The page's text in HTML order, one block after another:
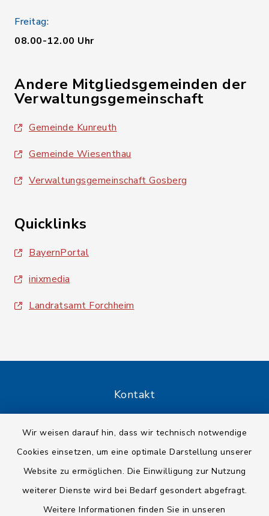
Wir weisen darauf hin, dass wir technisch notwendige
Cookies einsetzen, um eine optimale Darstellung unserer
Website zu ermöglichen. Die Einwilligung zur Nutzung
weiterer Dienste wird bei Bedarf gesondert abgefragt.
Weitere Informationen finden Sie in unseren
Freitag:
08.00-12.00 Uhr
Andere Mitgliedsgemeinden der
Verwaltungsgemeinschaft
Gemeinde Kunreuth
Gemeinde Wiesenthau
Verwaltungsgemeinschaft Gosberg
Quicklinks
BayernPortal
inixmedia
Landratsamt Forchheim
Kontakt
Barrierefreiheit
Datenschutz
Impressum